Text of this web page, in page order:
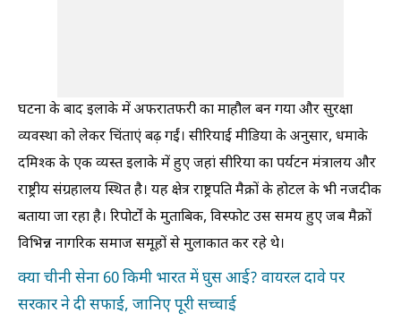
घटना के बाद इलाके में अफरातफरी का माहौल बन गया और सुरक्षा
व्यवस्था को लेकर चिंताएं बढ़ गईं। सीरियाई मीडिया के अनुसार, धमाके
दमिश्क के एक व्यस्त इलाके में हुए जहां सीरिया का पर्यटन मंत्रालय और
राष्ट्रीय संग्रहालय स्थित है। यह क्षेत्र राष्ट्रपति मैक्रों के होटल के भी नजदीक
बताया जा रहा है। रिपोर्टों के मुताबिक, विस्फोट उस समय हुए जब मैक्रों
विभिन्न नागरिक समाज समूहों से मुलाकात कर रहे थे।
क्या चीनी सेना 60 किमी भारत में घुस आई? वायरल दावे पर
सरकार ने दी सफाई, जानिए पूरी सच्चाई